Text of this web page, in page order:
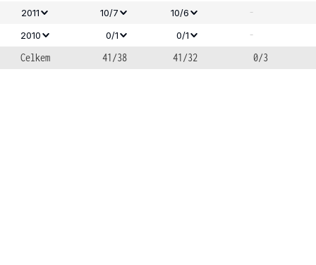
2011
10/7 10/6 -
2010 0/1 0/1
-
Celkem
41/38 41/32 0/3